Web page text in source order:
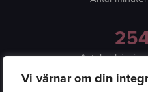
Vi värnar om din
Antal